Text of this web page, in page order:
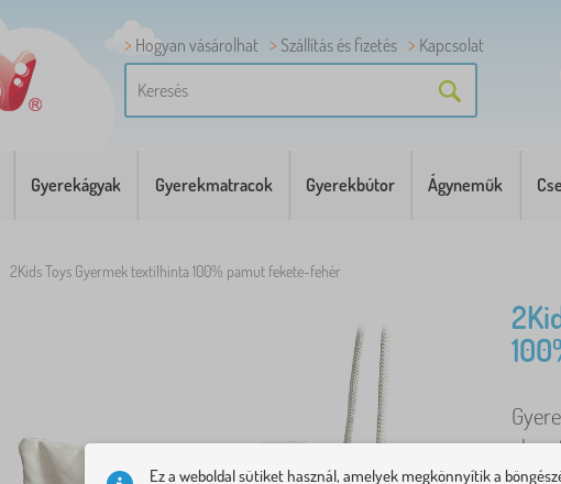
Hogyan vásárolhat Szállítás és fizetés Kapcsolat
Gyerekágyak Gyerekmatracok Gyerekbútor Ágyneműk
2Kids Toys Gyermek textilhinta 100% pamut fekete-fehér
Ez a weboldal sütiket használ, amelyek megkönnyítik a